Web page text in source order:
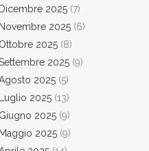
2025 (7)
2025 (6)
2025 (8)
2025 (9)
2025 (5)
2025 (13)
2025 (9)
2025 (9)